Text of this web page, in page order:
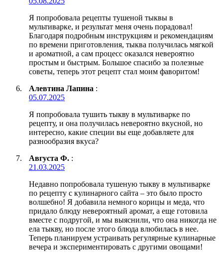
Я попробовала рецепты тушеной тыквы в
мультиварке, и результат меня очень порадовал!
Благодаря подробным инструкциям и рекомендациям
по времени приготовления, тыква получилась мягкой
и ароматной, а сам процесс оказался невероятно
простым и быстрым. Большое спасибо за полезные
советы, теперь этот рецепт стал моим фаворитом!
Алевтина Лапина :
05.07.2025
Я попробовала тушить тыкву в мультиварке по
рецепту, и она получилась невероятно вкусной, но
интересно, какие специи вы еще добавляете для
разнообразия вкуса?
Августа Ф. :
21.03.2025
Недавно попробовала тушеную тыкву в мультиварке
по рецепту с кулинарного сайта – это было просто
волшебно! Я добавила немного корицы и меда, что
придало блюду невероятный аромат, а еще готовила
вместе с подругой, и мы выяснили, что она никогда не
ела тыкву, но после этого блюда влюбилась в нее.
Теперь планируем устраивать регулярные кулинарные
вечера и экспериментировать с другими овощами!